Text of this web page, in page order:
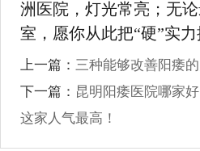
洲医院，灯光常亮；无
室，愿你从此把“硬”实力
上一篇：三种能够改善阳痿
下一篇： 昆明阳痿医院哪家
这家人气最高！